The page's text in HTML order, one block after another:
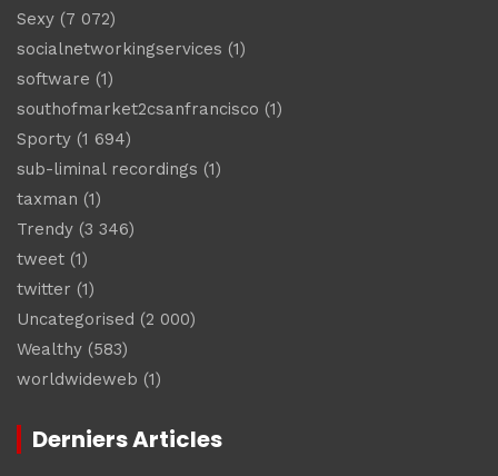
Sexy (7 072)
socialnetworkingservices (1)
software (1)
southofmarket2csanfrancisco (1)
Sporty (1 694)
sub-liminal recordings (1)
taxman (1)
Trendy (3 346)
tweet (1)
twitter (1)
Uncategorised (2 000)
Wealthy (583)
worldwideweb (1)
Derniers Articles